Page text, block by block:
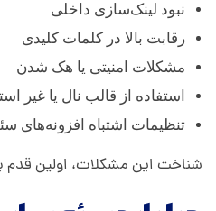
نبود لینک‌سازی داخلی
رقابت بالا در کلمات کلیدی
مشکلات امنیتی یا هک شدن
استفاده از قالب نال یا غیر
تنظیمات اشتباه افزونه‌های
شناخت این مشکلات، اولین قدم